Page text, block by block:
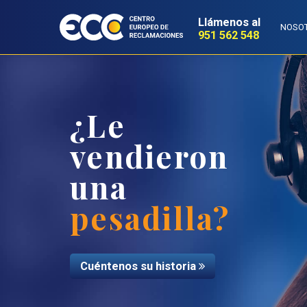
Llámenos al
951 562 548
¿Le
vendieron
una
pesadilla?
Cuéntenos su historia